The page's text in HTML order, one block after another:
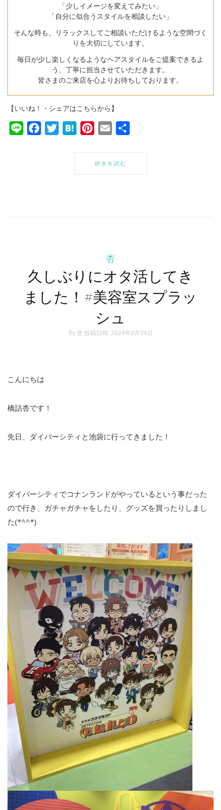
「少しイメージを変えてみたい」
「自分に似合うスタイルを相談したい」
そんな時も、リラックスしてご相談いただけるような空間づく
りを大切にしています。
毎日が少し楽しくなるようなヘアスタイルをご提案できるよ
う、丁寧に担当させていただきます。
皆さまのご来店を心よりお待ちしております。
【いいね！・シェアはこちらから】
Line FacebookTwitterHatenaPinterest
Email
続きを読む
杏
久しぶりにオタ活してき
ました！#美容室スプラッ
シュ
By 杏 投稿日時: 2024年9月24日
こんにちは
橋詰杏です！
先日、ダイバーシティと池袋に行ってきました！
ダイバーシティでコナンランドがやっているという事だった
ので行き、ガチャガチャをしたり、グッズを買ったりしまし
た(*^^*)